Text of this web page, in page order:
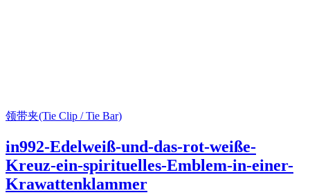
领带夹(Tie Clip / Tie Bar)
in992-Edelweiß-und-das-rot-weiße-
Kreuz-ein-spirituelles-Emblem-in-einer-
Krawattenklammer